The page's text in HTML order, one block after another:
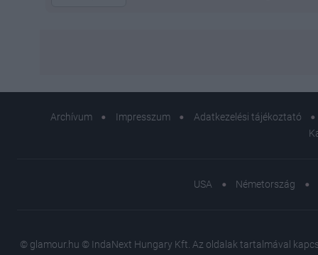
Archívum Impresszum Adatkezelési tájékoztató
USA Németország
© glamour.hu © IndaNext Hungary Kft. Az oldalak tartalmával